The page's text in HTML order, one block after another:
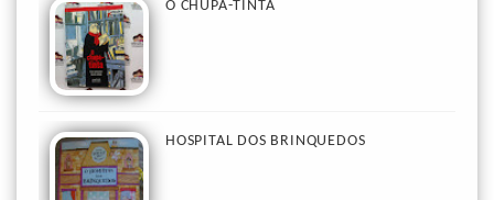
O CHUPA-TINTA
HOSPITAL DOS BRINQUEDOS